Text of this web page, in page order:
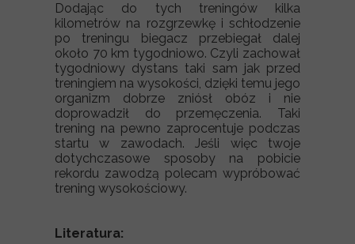
Dodając do tych treningów kilka
kilometrów na rozgrzewkę i schłodzenie
po treningu biegacz przebiegał dalej
około 70 km tygodniowo. Czyli zachował
tygodniowy dystans taki sam jak przed
treningiem na wysokości, dzięki temu jego
organizm dobrze zniósł obóz i nie
doprowadził do przemęczenia. Taki
trening na pewno zaprocentuje podczas
startu w zawodach. Jeśli więc twoje
dotychczasowe sposoby na pobicie
rekordu zawodzą polecam wypróbować
trening wysokościowy.
Literatura: